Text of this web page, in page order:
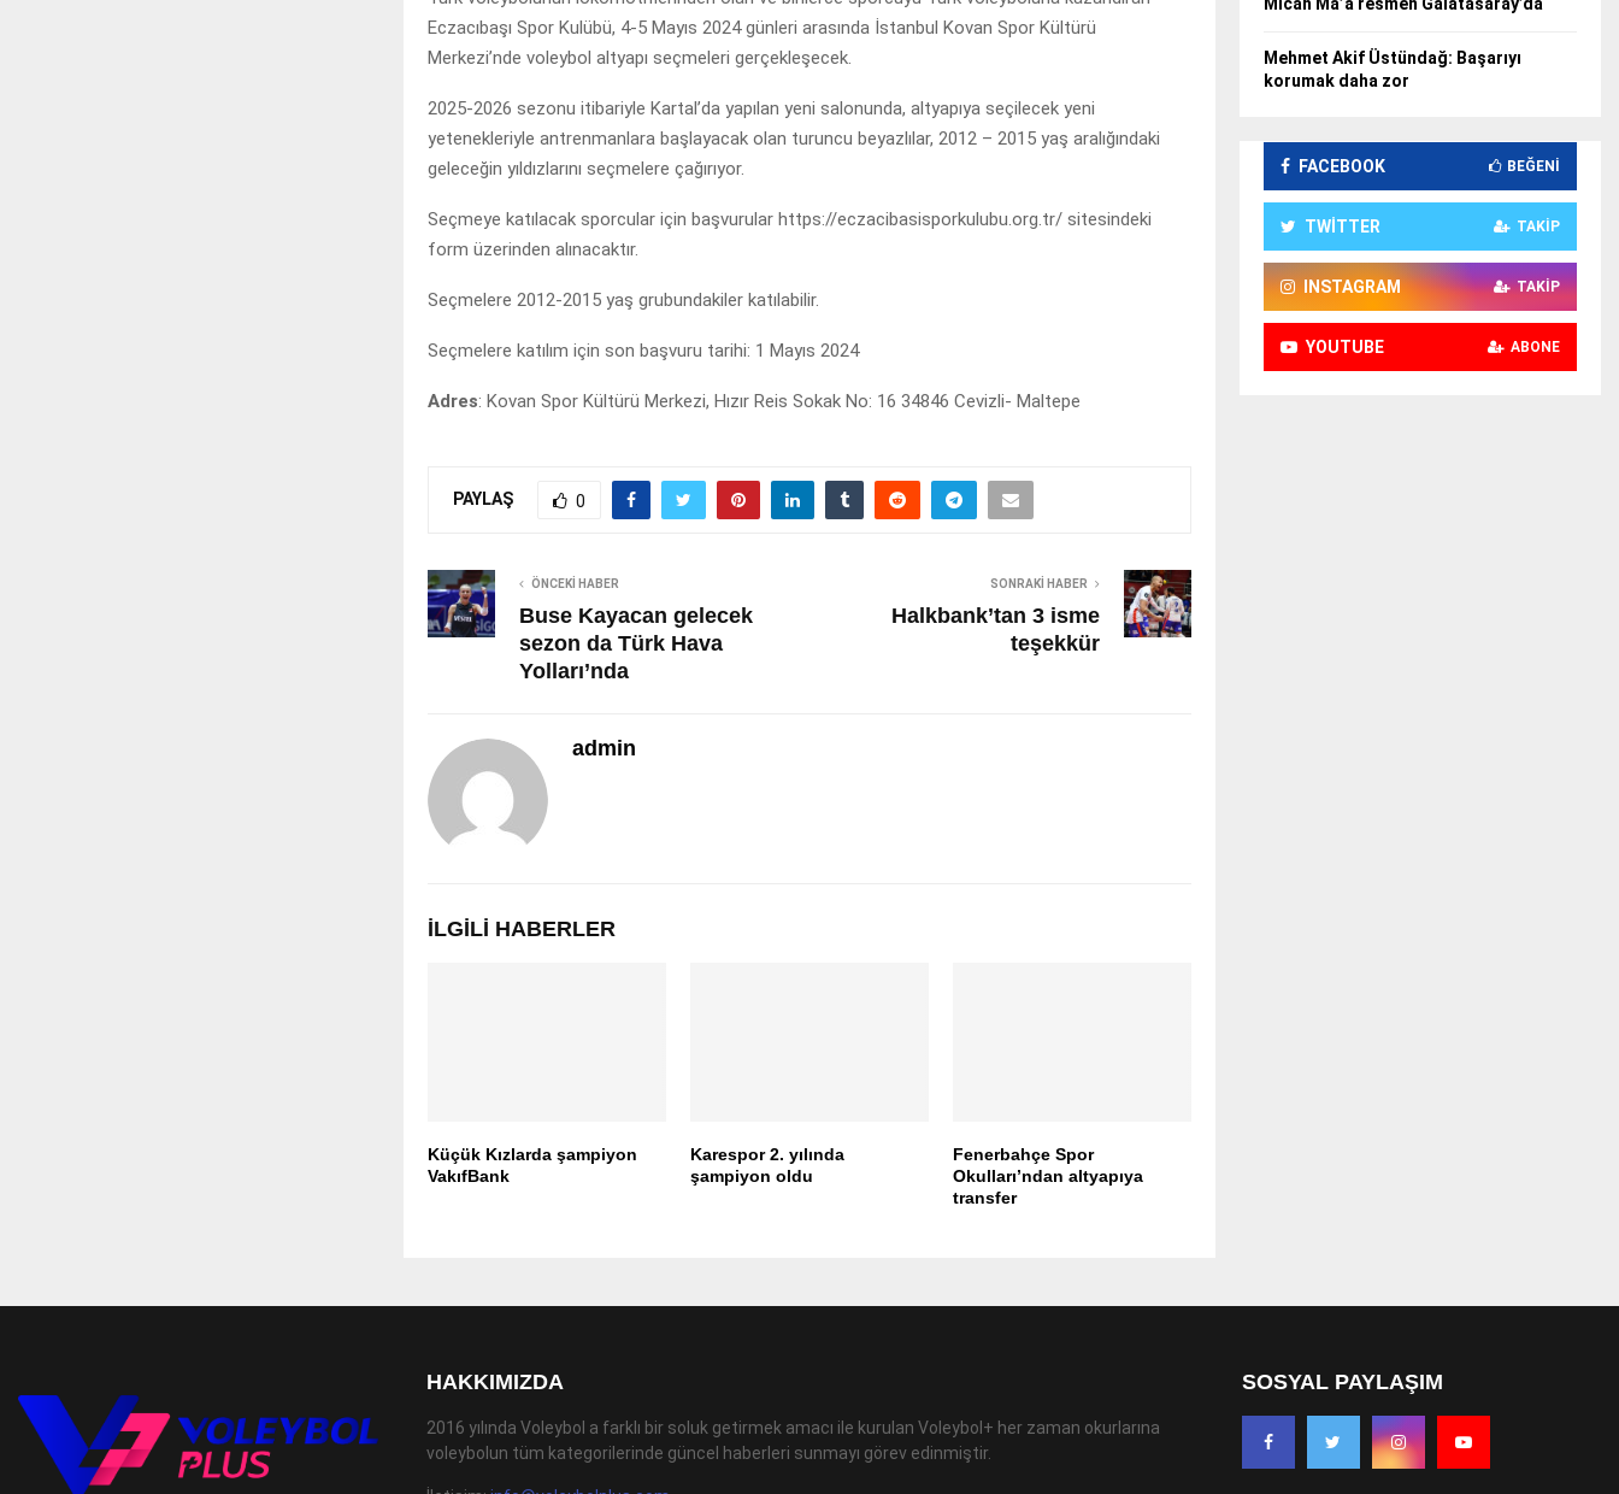
Eczacıbaşı Spor Kulübü, 4-5 Mayıs 2024 günleri arasında İstanbul Kovan Spor Kültürü
Merkezi’nde voleybol altyapı seçmeleri gerçekleşecek.
2025-2026 sezonu itibariyle Kartal’da yapılan yeni salonunda, altyapıya seçilecek yeni
yetenekleriyle antrenmanlara başlayacak olan turuncu beyazlılar, 2012 – 2015 yaş aralığındaki
geleceğin yıldızlarını seçmelere çağırıyor.
Seçmeye katılacak sporcular için başvurular https://eczacibasisporkulubu.org.tr/ sitesindeki
form üzerinden alınacaktır.
Seçmelere 2012-2015 yaş grubundakiler katılabilir.
Seçmelere katılım için son başvuru tarihi: 1 Mayıs 2024
Adres: Kovan Spor Kültürü Merkezi, Hızır Reis Sokak No: 16 34846 Cevizli- Maltepe
PAYLAŞ 0
ÖNCEKI HABER
Buse Kayacan gelecek
sezon da Türk Hava
Yolları’nda
SONRAKI HABER
Halkbank’tan 3 isme
teşekkür
admin
İLGILI HABERLER
Küçük Kızlarda şampiyon
VakıfBank
Karespor 2. yılında
şampiyon oldu
Fenerbahçe Spor
Okulları’ndan altyapıya
transfer
Mehmet Akif Üstündağ: Başarıyı
korumak daha zor
FACEBOOK BEĞENI
TWITTER TAKIP
INSTAGRAM TAKIP
YOUTUBE ABONE
HAKKIMIZDA
2016 yılında Voleybol a farklı bir soluk getirmek amacı ile kurulan Voleybol+ her zaman okurlarına
voleybolun tüm kategorilerinde güncel haberleri sunmayı görev edinmiştir.
SOSYAL PAYLAŞIM